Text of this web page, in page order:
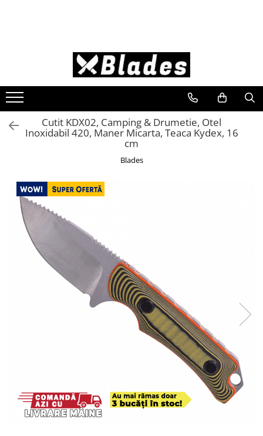
Cutite Bucatarie
Cutite Japoneze
Cutite Dezosat - Filetat
Cutite Profesionale
Satare Camping
Seturi Unelte Cioplit
Lemn
Cutit KDX02, Camping & Drumetie, Otel
Inoxidabil 420, Maner Micarta, Teaca Kydex, 16
cm
Blades